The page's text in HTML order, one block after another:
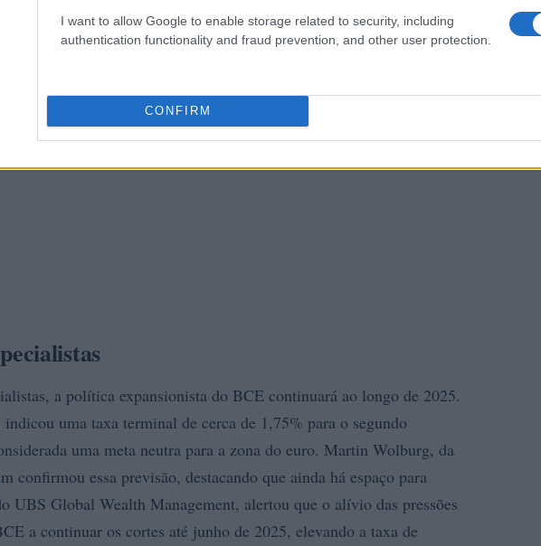
I want to allow Google to enable storage related to security, including
authentication functionality and fraud prevention, and other user protection.
CONFIRM
a política expansionista do BCE continuará ao longo de 2025.
uma taxa terminal de cerca de 1,75% para o segundo
uma meta neutra para a zona do euro. Martin Wolburg, da
confirmou essa previsão, destacando que ainda há espaço para
UBS Global Wealth Management, alertou que o alívio das pressões
a continuar os cortes até junho de 2025, elevando a taxa de